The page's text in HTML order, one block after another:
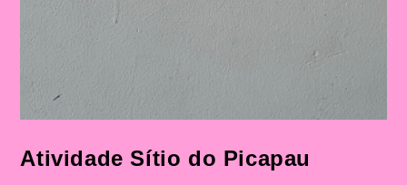
Atividade Sítio do Picapau